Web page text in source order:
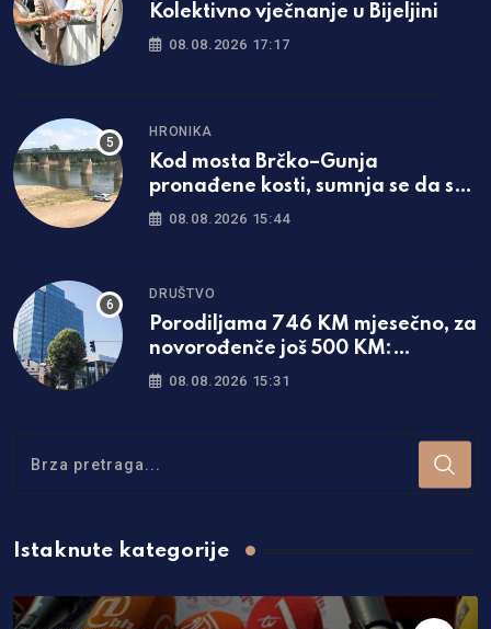
Kolektivno vječnanje u Bijeljini
08.08.2026 17:17
HRONIKA
Kod mosta Brčko–Gunja
pronađene kosti, sumnja se da su
ljudske
08.08.2026 15:44
DRUŠTVO
Porodiljama 746 KM mjesečno, za
novorođenče još 500 KM:
Objavljene sve mjere u Srpskoj
08.08.2026 15:31
Istaknute kategorije